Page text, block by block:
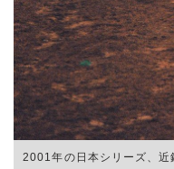
2001年の日本シリーズ、